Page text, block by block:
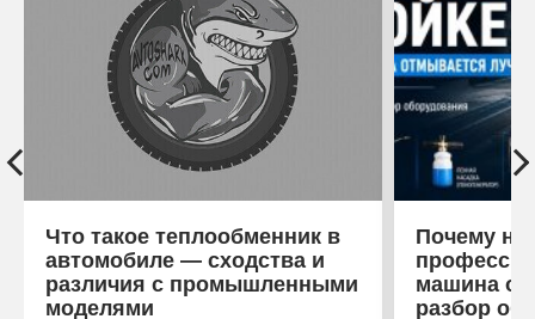
Что такое теплообменник в
автомобиле — сходства и
различия с промышленными
моделями
Почему на
машина
разбор